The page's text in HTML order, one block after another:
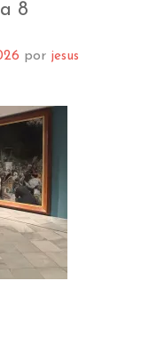
8
por jesus